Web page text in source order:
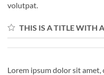
volutpat.
THIS IS A TITLE WITH
Lorem ipsum dolor sit